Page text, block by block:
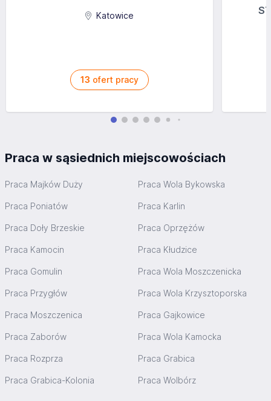
Katowice
13 ofert pracy
Praca w sąsiednich miejscowościach
Praca Majków Duży Praca Wola Bykowska
Praca Poniatów Praca Karlin
Praca Doły Brzeskie Praca Oprzężów
Praca Kamocin Praca Kłudzice
Praca Gomulin Praca Wola Moszczenicka
Praca Przygłów Praca Wola Krzysztoporska
Praca Moszczenica Praca Gajkowice
Praca Zaborów Praca Wola Kamocka
Praca Rozprza Praca Grabica
Praca Grabica-Kolonia Praca Wolbórz